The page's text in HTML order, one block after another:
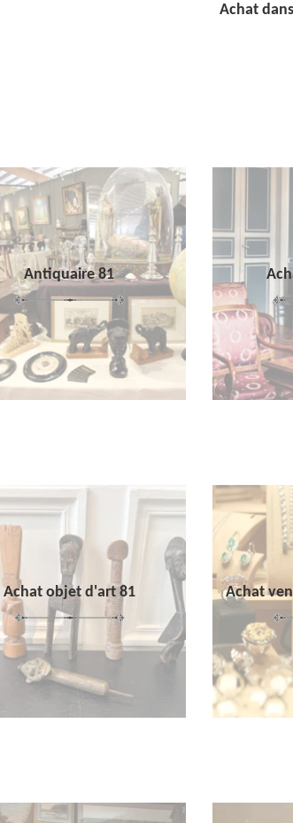
Achat
Antiquaire 81
Achat objet d'art 81 Achat